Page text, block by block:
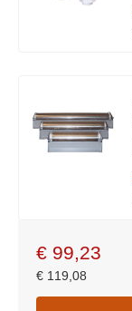
€ 99,23
€ 119,08